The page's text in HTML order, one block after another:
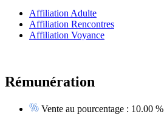
Affiliation Adulte
Affiliation Rencontres
Affiliation Voyance
Rémunération
Vente au pourcentage : 10.00 %